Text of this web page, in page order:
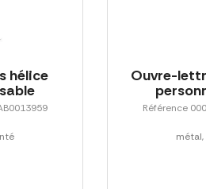
hélice Ouvre-
Référence